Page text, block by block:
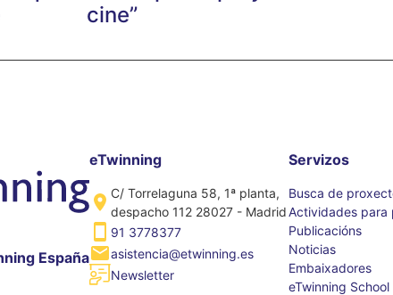
cine”
España
eTwinning
C/ Torrelaguna 58, 1ª planta,
despacho 112 28027 - Madrid
91 3778377
asistencia@etwinning.es
Newsletter
Servizos
Busca de
Actividades para
Publicacións
Noticias
Embaixadores
eTwinning School